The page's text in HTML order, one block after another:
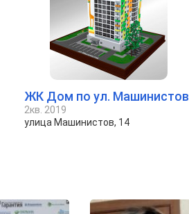
ЖК Дом по ул. Машинистов
2кв. 2019
улица Машинистов, 14